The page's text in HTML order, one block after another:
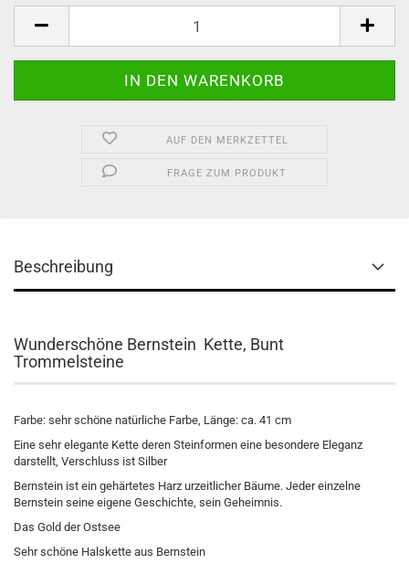
AUF DEN MERKZETTEL
FRAGE ZUM PRODUKT
Beschreibung
Wunderschöne Bernstein Kette, Bunt
Trommelsteine
Farbe: sehr schöne natürliche Farbe, Länge: ca. 41 cm
Eine sehr elegante Kette deren Steinformen eine besondere Eleganz
darstellt, Verschluss ist Silber
Bernstein ist ein gehärtetes Harz urzeitlicher Bäume. Jeder einzelne
Bernstein seine eigene Geschichte, sein Geheimnis.
Das Gold der Ostsee
Sehr schöne Halskette aus Bernstein